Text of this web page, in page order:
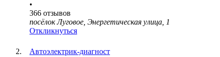
•
366 отзывов
посёлок Луговое, Энергетическая улица, 1
Откликнуться
Автоэлектрик-диагност